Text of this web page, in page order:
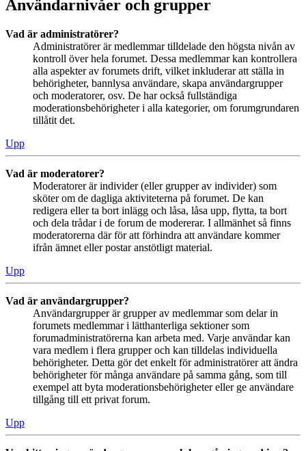
Användarnivåer och grupper
Vad är administratörer?
Administratörer är medlemmar tilldelade den högsta nivån av
kontroll över hela forumet. Dessa medlemmar kan kontrollera
alla aspekter av forumets drift, vilket inkluderar att ställa in
behörigheter, bannlysa användare, skapa användargrupper
och moderatorer, osv. De har också fullständiga
moderationsbehörigheter i alla kategorier, om forumgrundaren
tillåtit det.
Upp
Vad är moderatorer?
Moderatorer är individer (eller grupper av individer) som
sköter om de dagliga aktiviteterna på forumet. De kan
redigera eller ta bort inlägg och låsa, låsa upp, flytta, ta bort
och dela trådar i de forum de modererar. I allmänhet så finns
moderatorerna där för att förhindra att användare kommer
ifrån ämnet eller postar anstötligt material.
Upp
Vad är användargrupper?
Användargrupper är grupper av medlemmar som delar in
forumets medlemmar i lätthanterliga sektioner som
forumadministratörerna kan arbeta med. Varje användar kan
vara medlem i flera grupper och kan tilldelas individuella
behörigheter. Detta gör det enkelt för administratörer att ändra
behörigheter för många användare på samma gång, som till
exempel att byta moderationsbehörigheter eller ge användare
tillgång till ett privat forum.
Upp